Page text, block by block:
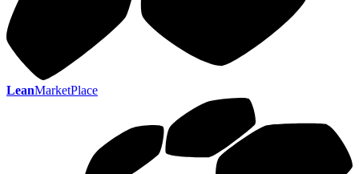
LeanMarketPlace